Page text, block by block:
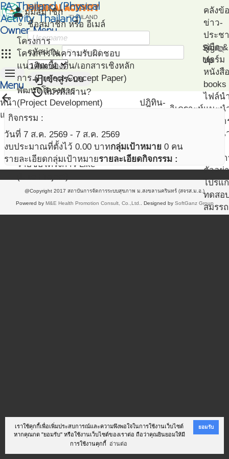
เราใช้คุกกี้เพื่อเพิ่มประสบการณ์และความพึงพอใจในการใช้งานเว็บไซต์
หากคุณกด "ยอมรับ" หรือใช้งานเว็บไซต์ของเราต่อ ถือว่าคุณยินยอมให้มี
การใช้งานคุกกี้
อ่านต่อ
ยอมรับ
PA Thailand (Physical
Activity Thailand)
Owner Menu
apps
personมุมสมาชิก
ชื่อสมาชิก หรือ อีเมล์
รหัสผ่าน visibility_off
loginเข้าสู่ระบบ
restoreลืมรหัสผ่าน?
Sign
Up
menu
Menu
หน้า
แรก
โครงการ
โครงการในความรับผิดชอบ
แนวคิดเบื้องต้น/เอกสารเชิงหลัก
การ (Project Concept Paper)
พัฒนาโครงการ
(Project Development)
ติดตามโครงการ
(Project Management)
แผนที่โครงการ
(Project Mapping)
รายชื่อโครงการ Like
ปฎิทิน-
วิเคราะห์
คลังข้
ข่าว-
ประช
คู่มือ
ฟอร์ม
หนังสื
books
ไฟล์น
แนะน
เอกส
แนะ
โครง
ตัวอย่
โปรแ
ทดสอ
สมรร
arrow_back
กิจกรรม :
วันที่ 7 ส.ค. 2569 - 7 ส.ค. 2569
งบประมาณที่ตั้งไว้ 0.00 บาทกลุ่มเป้าหมาย 0 คน
รายละเอียดกลุ่มเป้าหมายรายละเอียดกิจกรรม :
@Copyright 2017 สถาบันการจัดการระบบสุขภาพ ม.สงขลานครินทร์ (สจรส.ม.อ.)
Powered by M&E Health Promotion Consult, Co.,Ltd. . Designed by SoftGanz Group